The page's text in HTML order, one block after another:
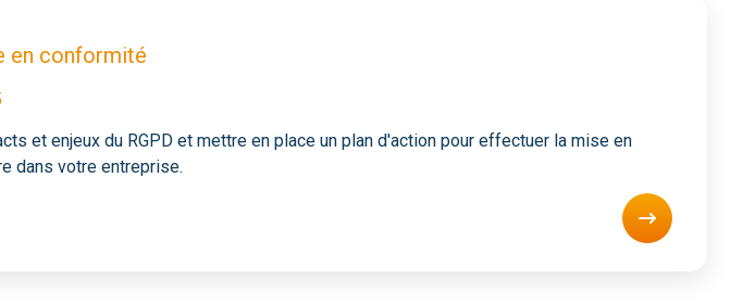
en conformité
et enjeux du RGPD et mettre en place un plan d'action pour effectuer la mise en
dans votre entreprise.